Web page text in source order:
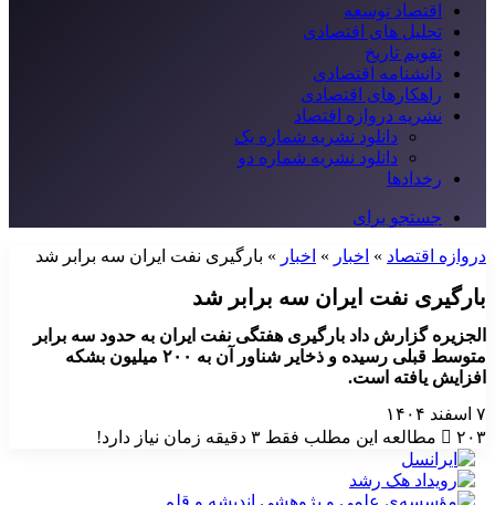
اقتصاد توسعه
تحلیل های اقتصادی
تقویم تاریخ
دانشنامه اقتصادی
راهکارهای اقتصادی
نشریه دروازه اقتصاد
دانلود نشریه شماره یک
دانلود نشریه شماره دو
رخدادها
جستجو برای
دروازه اقتصاد » اخبار » اخبار » بارگیری نفت ایران سه برابر شد
بارگیری نفت ایران سه برابر شد
الجزیره گزارش داد بارگیری هفتگی نفت ایران به حدود سه برابر
متوسط قبلی رسیده و ذخایر شناور آن به ۲۰۰ میلیون بشکه
افزایش یافته است.
۷ اسفند ۱۴۰۴
۲۰۳
مطالعه این مطلب فقط ۳ دقیقه زمان نیاز دارد!